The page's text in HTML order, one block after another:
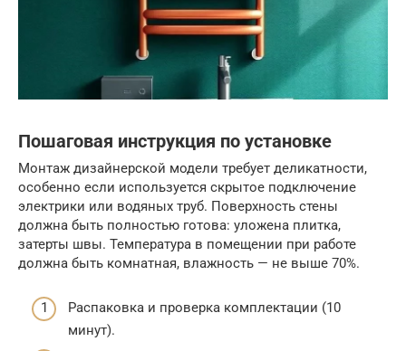
Пошаговая инструкция по установке
Монтаж дизайнерской модели требует деликатности,
особенно если используется скрытое подключение
электрики или водяных труб. Поверхность стены
должна быть полностью готова: уложена плитка,
затерты швы. Температура в помещении при работе
должна быть комнатная, влажность — не выше 70%.
Распаковка и проверка комплектации (10
минут).